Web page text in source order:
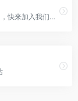
ACG社区是动漫资讯分享与社区圈子交流平台，快来加入我们，与更多爱好者一起探索二次元世界！